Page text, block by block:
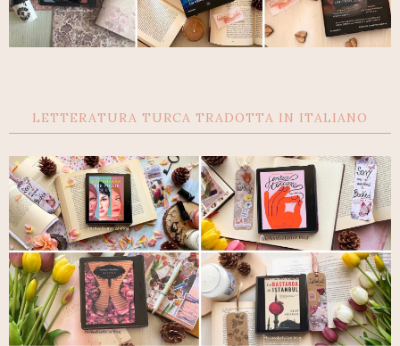
LETTERATURA TURCA TRADOTTA IN ITALIANO